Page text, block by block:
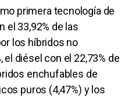
primera tecnología de
el 33,92% de las
los híbridos no
diésel con el 22,73% de
enchufables de
puros (4,47%) y los